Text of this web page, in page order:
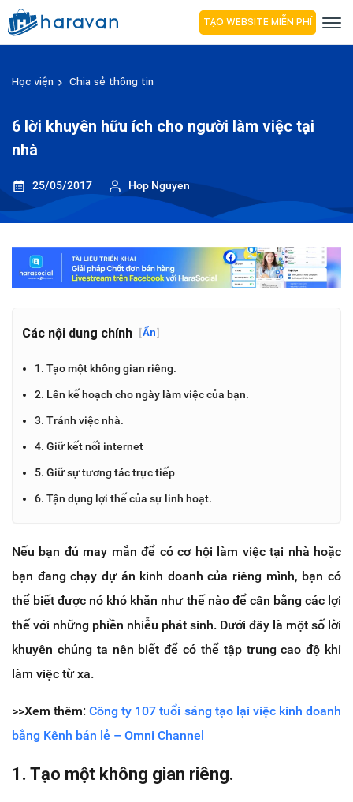
TẠO WEBSITE MIỄN PHÍ
Học viện Chia sẻ thông tin
6 lời khuyên hữu ích cho người làm việc tại
nhà
25/05/2017 Hop Nguyen
Các nội dung chính [Ẩn]
1. Tạo một không gian riêng.
2. Lên kế hoạch cho ngày làm việc của bạn.
3. Tránh việc nhà.
4. Giữ kết nối internet
5. Giữ sự tương tác trực tiếp
6. Tận dụng lợi thế của sự linh hoạt.
Nếu bạn đủ may mắn để có cơ hội làm việc tại nhà hoặc
bạn đang chạy dự án kinh doanh của riêng mình, bạn có
thể biết được nó khó khăn như thế nào để cân bằng các lợi
thế với những phiền nhiễu phát sinh. Dưới đây là một số lời
khuyên chúng ta nên biết để có thể tập trung cao độ khi
làm việc từ xa.
>>Xem thêm:Công ty 107 tuổi sáng tạo lại việc kinh doanh
bằng Kênh bán lẻ – Omni Channel
1. Tạo một không gian riêng.